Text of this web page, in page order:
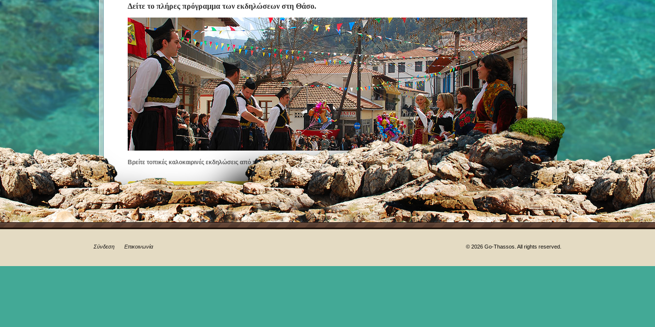
Δείτε το πλήρες πρόγραμμα των εκδηλώσεων στη Θάσο.
Βρείτε τοπικές καλοκαιρινές εκδηλώσεις από πανηγύρια, εκθέσεις τέχνης, μουσικές παραστάσεις και πολλά άλλα!
Δείτε τα γεγονότα στη Θάσο!
Σύνδεση Επικοινωνία © 2026 Go-Thassos. All rights reserved.